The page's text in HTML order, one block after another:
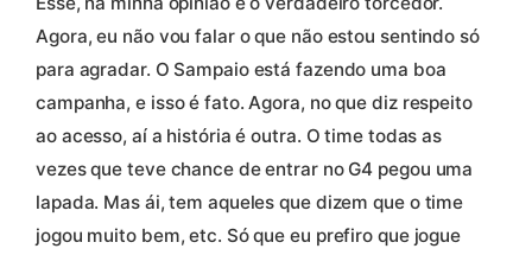
Agora, eu não vou falar o que não estou sentindo só
para agradar. O Sampaio está fazendo uma boa
campanha, e isso é fato. Agora, no que diz respeito
ao acesso, aí a história é outra. O time todas as
vezes que teve chance de entrar no G4 pegou uma
lapada. Mas ái, tem aqueles que dizem que o time
jogou muito bem, etc. Só que eu prefiro que jogue